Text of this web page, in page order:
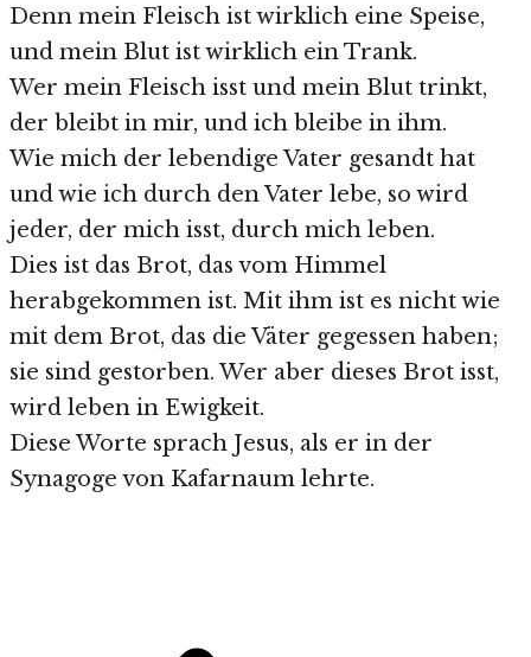
Denn mein Fleisch ist wirklich eine Speise,
und mein Blut ist wirklich ein Trank.
Wer mein Fleisch isst und mein Blut trinkt,
der bleibt in mir, und ich bleibe in ihm.
Wie mich der lebendige Vater gesandt hat
und wie ich durch den Vater lebe, so wird
jeder, der mich isst, durch mich leben.
Dies ist das Brot, das vom Himmel
herabgekommen ist. Mit ihm ist es nicht wie
mit dem Brot, das die Väter gegessen haben;
sie sind gestorben. Wer aber dieses Brot isst,
wird leben in Ewigkeit.
Diese Worte sprach Jesus, als er in der
Synagoge von Kafarnaum lehrte.